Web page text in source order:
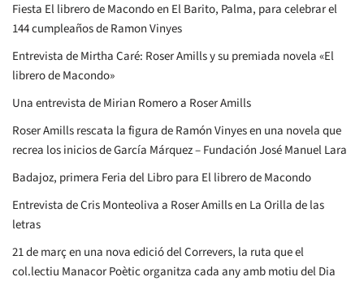
Fiesta El librero de Macondo en El Barito, Palma, para celebrar el
144 cumpleaños de Ramon Vinyes
Entrevista de Mirtha Caré: Roser Amills y su premiada novela «El
librero de Macondo»
Una entrevista de Mirian Romero a Roser Amills
Roser Amills rescata la figura de Ramón Vinyes en una novela que
recrea los inicios de García Márquez – Fundación José Manuel Lara
Badajoz, primera Feria del Libro para El librero de Macondo
Entrevista de Cris Monteoliva a Roser Amills en La Orilla de las
letras
21 de març en una nova edició del Correvers, la ruta que el
col.lectiu Manacor Poètic organitza cada any amb motiu del Dia